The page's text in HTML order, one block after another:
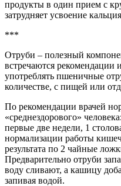
продукты в один прием с
затрудняет усвоение
***
Отруби – полезный
встречаются рекомендации
употреблять пшеничные
количестве, с пищей или
По рекомендации врачей
«среднездорового»
первые две недели, 1
нормализации работы
результата по 2 чайные
Предварительно отруби
воду сливают, а кашицу
запивая водой.